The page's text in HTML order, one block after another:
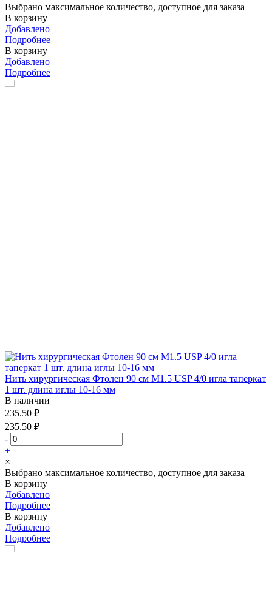
Выбрано максимальное количество, доступное для заказа
В корзину
Добавлено
Подробнее
В корзину
Добавлено
Подробнее
Нить хирургическая Фтолен 90 см М1.5 USP 4/0 игла таперкат
1 шт. длина иглы 10-16 мм
В наличии
235.50 ₽
235.50 ₽
-
+
×
Выбрано максимальное количество, доступное для заказа
В корзину
Добавлено
Подробнее
В корзину
Добавлено
Подробнее